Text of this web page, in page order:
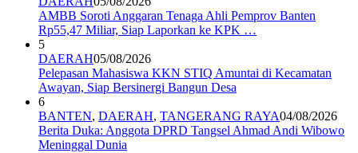
AMBB Soroti Anggaran Tenaga Ahli Pemprov Banten
Rp55,47 Miliar, Siap Laporkan ke KPK …
5
DAERAH05/08/2026
Pelepasan Mahasiswa KKN STIQ Amuntai di Kecamatan
Awayan, Siap Bersinergi Bangun Desa
6
BANTEN, DAERAH, TANGERANG RAYA04/08/2026
Berita Duka: Anggota DPRD Tangsel Ahmad Andi Wibowo
Meninggal Dunia